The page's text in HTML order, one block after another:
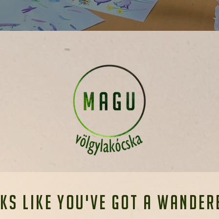
like you've got a